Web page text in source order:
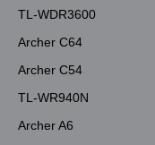
TL-WDR3600
Archer C64
Archer C54
TL-WR940N
Archer A6